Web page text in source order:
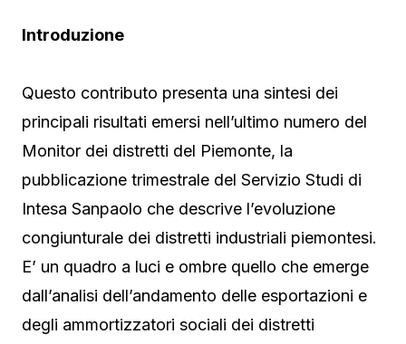
Introduzione
Questo contributo presenta una sintesi dei
principali risultati emersi nell’ultimo numero del
Monitor dei distretti del Piemonte, la
pubblicazione trimestrale del Servizio Studi di
Intesa Sanpaolo che descrive l’evoluzione
congiunturale dei distretti industriali piemontesi.
E’ un quadro a luci e ombre quello che emerge
dall’analisi dell’andamento delle esportazioni e
degli ammortizzatori sociali dei distretti